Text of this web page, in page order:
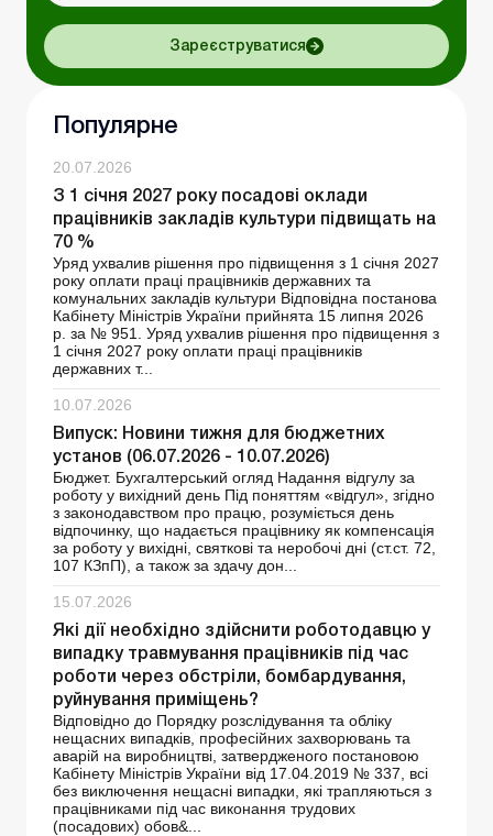
Зареєструватися
Популярне
20.07.2026
З 1 січня 2027 року посадові оклади
працівників закладів культури підвищать на
70 %
Уряд ухвалив рішення про підвищення з 1 січня 2027
року оплати праці працівників державних та
комунальних закладів культури Відповідна постанова
Кабінету Міністрів України прийнята 15 липня 2026
р. за № 951. Уряд ухвалив рішення про підвищення з
1 січня 2027 року оплати праці працівників
державних т...
10.07.2026
Випуск: Новини тижня для бюджетних
установ (06.07.2026 - 10.07.2026)
Бюджет. Бухгалтерський огляд Надання відгулу за
роботу у вихідний день Під поняттям «відгул», згідно
з законодавством про працю, розуміється день
відпочинку, що надається працівнику як компенсація
за роботу у вихідні, святкові та неробочі дні (ст.ст. 72,
107 КЗпП), а також за здачу дон...
15.07.2026
Які дії необхідно здійснити роботодавцю у
випадку травмування працівників під час
роботи через обстріли, бомбардування,
руйнування приміщень?
Відповідно до Порядку розслідування та обліку
нещасних випадків, професійних захворювань та
аварій на виробництві, затвердженого постановою
Кабінету Міністрів України від 17.04.2019 № 337, всі
без виключення нещасні випадки, які трапляються з
працівниками під час виконання трудових
(посадових) обов&...